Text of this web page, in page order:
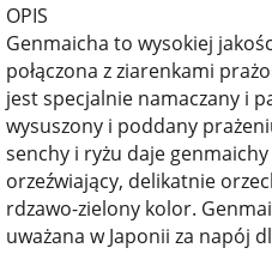
OPIS
Genmaicha to wysokiej
połączona z ziarenkami
jest specjalnie namaczany i
wysuszony i poddany
senchy i ryżu daje
orzeźwiający, delikatnie
rdzawo-zielony kolor.
uważana w Japonii za napój